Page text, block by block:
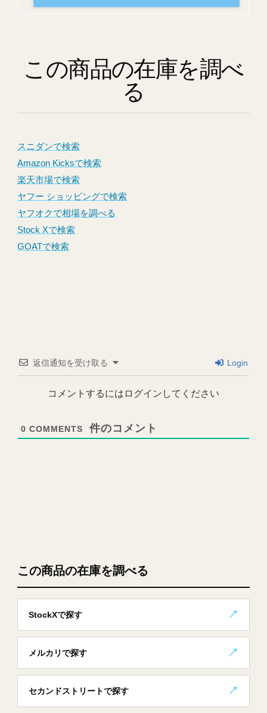
この商品の在庫を調べ
る
スニダンで検索
Amazon Kicksで検索
楽天市場で検索
ヤフー ショッピングで検索
ヤフオクで相場を調べる
Stock Xで検索
GOATで検索
この商品の在庫を調べる
StockXで探す
メルカリで探す
セカンドストリートで探す
返信通知を受け取る Login
コメントするにはログインしてください
0 COMMENTS